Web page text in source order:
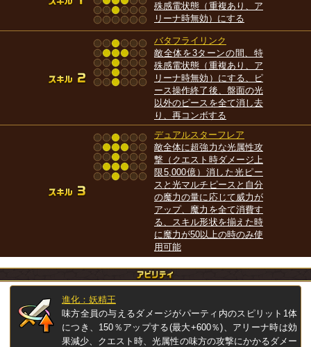
殊感電状態（重複あり、ア
リーナ時無効）にする
バタフライリンク
敵全体を3ターンの間、特
殊感電状態（重複あり、ア
リーナ時無効）にする、ピ
ース操作終了後、盤面の光
以外のピースを全て消し去
り、再コンボする
デュアルスターフレア
敵全体に超強力な光属性攻
撃（クエスト時ダメージ上
限5,000億）消した光ピー
スと光マルチピースと自分
の魔力の量に応じて威力が
アップ、魔力を全て消費す
る、スキル形状を揃えた時
に魔力が50以上の時のみ使
用可能
進化：妖精王
味方全員の与えるダメージがパーティ内のスピリット1体
につき、150％アップする(最大+600％)、アリーナ時は効
果減少、クエスト時、光属性の味方の攻撃にかかるダメー